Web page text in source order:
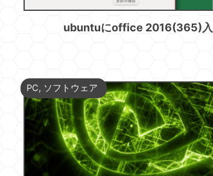
ubuntuにoffice 2016(365)入
PC, ソフトウェア